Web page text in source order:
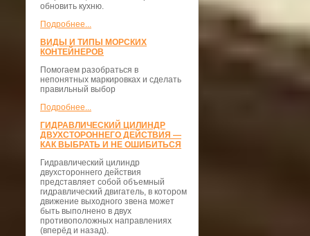
обновить кухню.
Подробнее...
ВИДЫ И ТИПЫ МОРСКИХ
КОНТЕЙНЕРОВ
Помогаем разобраться в
непонятных маркировках и сделать
правильный выбор
Подробнее...
ГИДРАВЛИЧЕСКИЙ ЦИЛИНДР
ДВУХСТОРОННЕГО ДЕЙСТВИЯ —
КАК ВЫБРАТЬ И НЕ ОШИБИТЬСЯ
Гидравлический цилиндр
двухстороннего действия
представляет собой объемный
гидравлический двигатель, в котором
движение выходного звена может
быть выполнено в двух
противоположных направлениях
(вперёд и назад).